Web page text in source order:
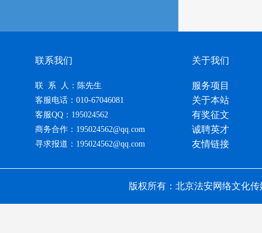
联系我们
联 系 人：陈先生
客服电话：010-67046081
客服QQ：195024562
商务合作：195024562@qq.com
寻求报道：195024562@qq.com
关于我们
服务项目
关于本站
有奖征文
诚聘英才
友情链接
版权所有：北京法安网络文化